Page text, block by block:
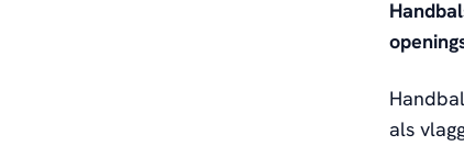
als